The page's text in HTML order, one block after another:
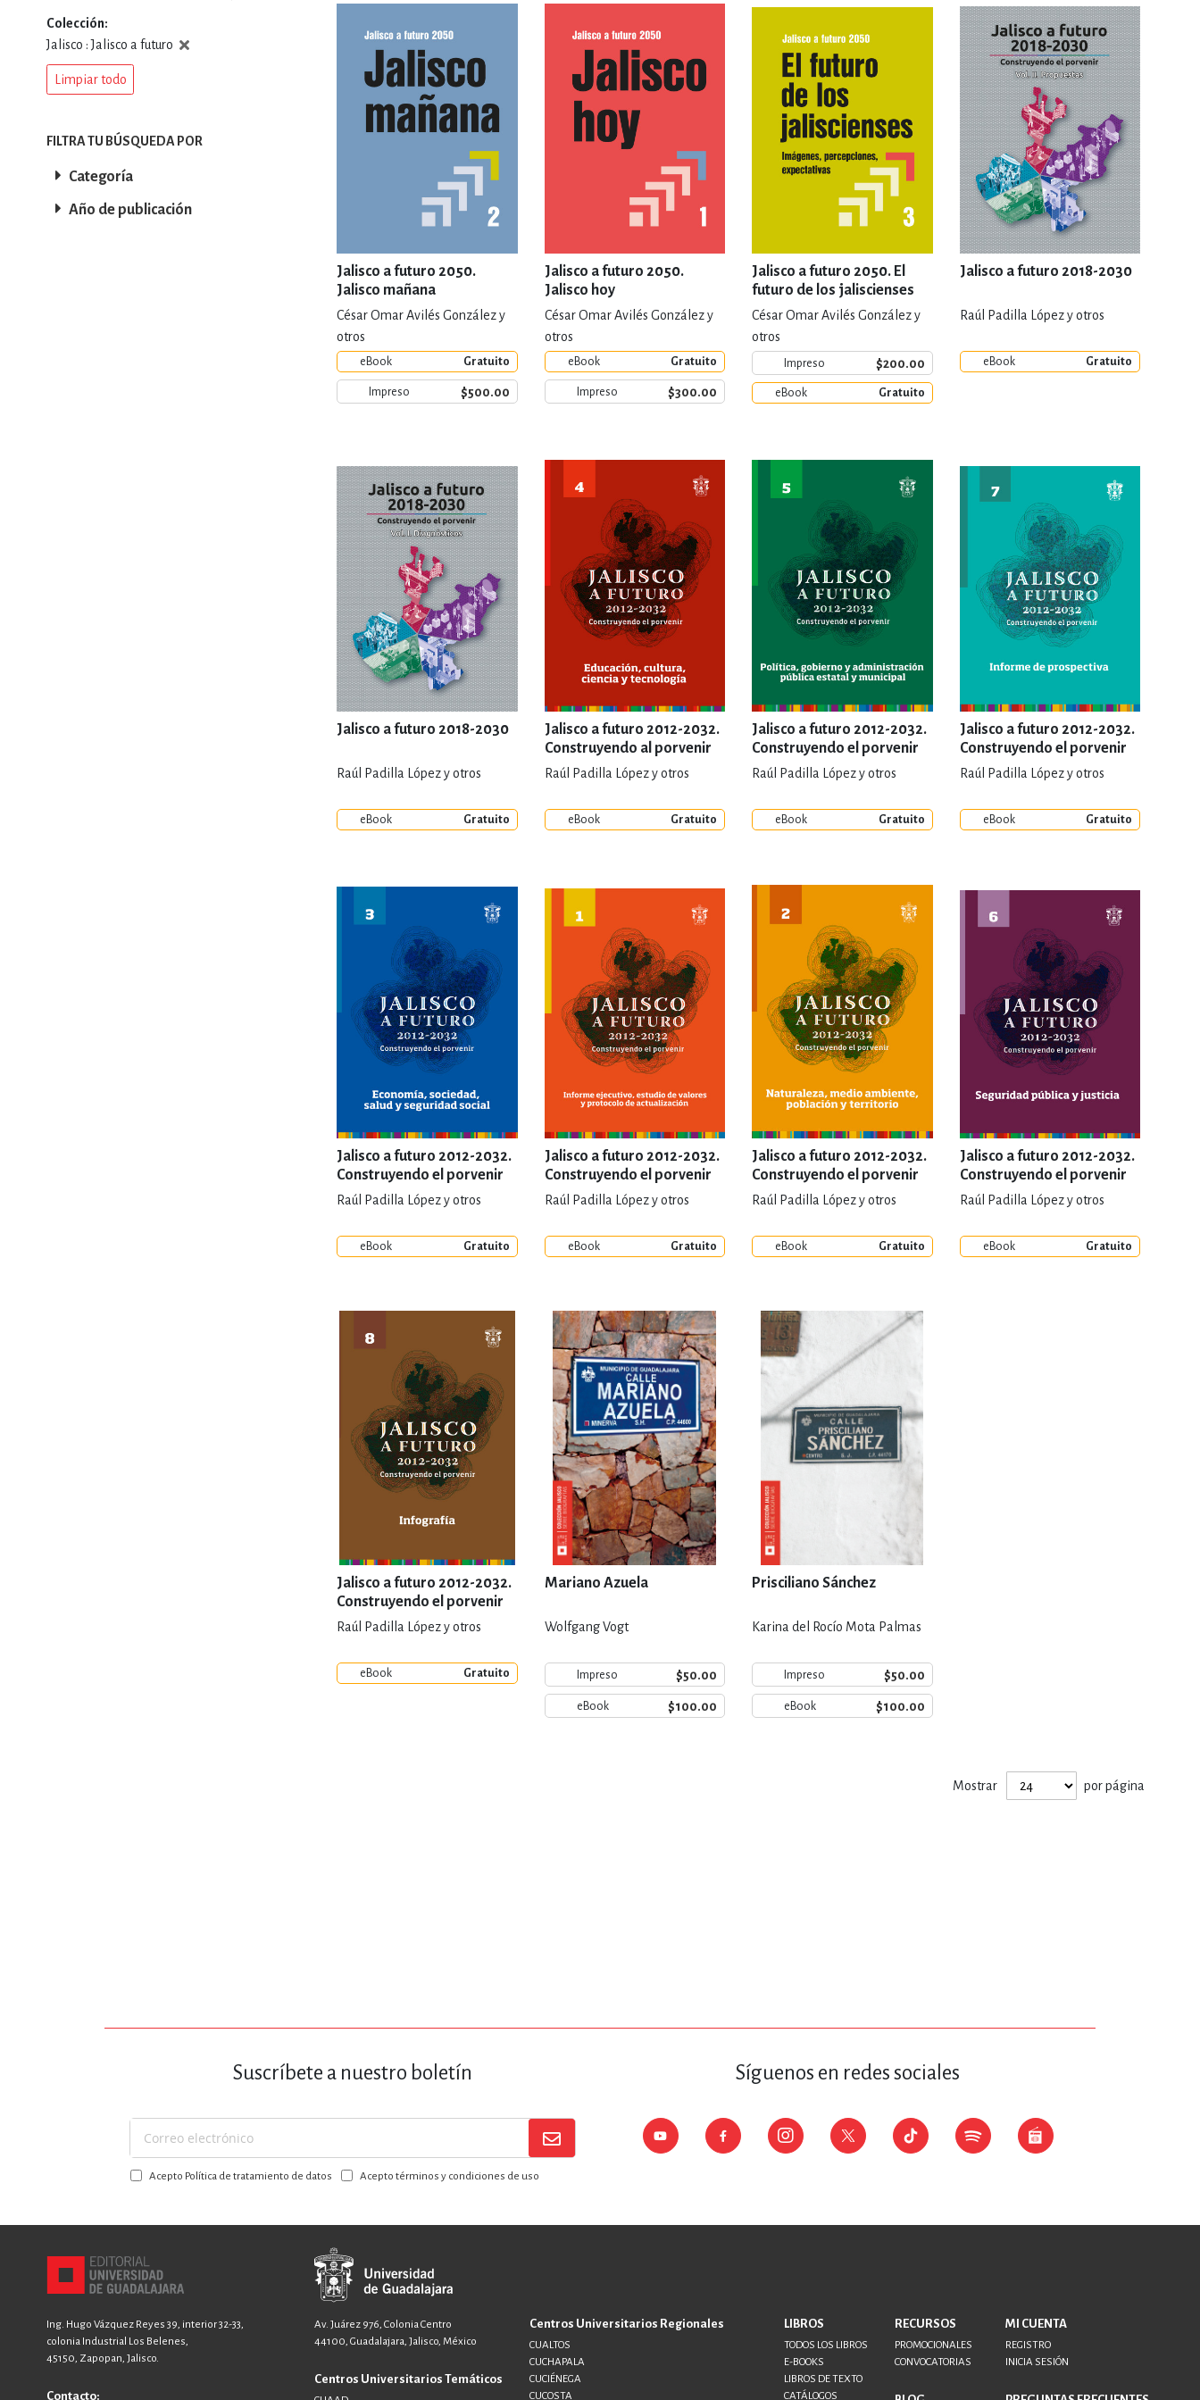
DEPORTES Y ACTIVIDADES DE OCIO AL AIRE LIBRE DERECHO
ECONOMÍA, FINANZAS, EMPRESA Y GESTIÓN
ESTILOS DE VIDA, AFICIONES Y OCIO FICCIÓN Y TEMAS AFINES
FILOSOFÍA Y RELIGIÓN HISTORIA Y ARQUEOLOGÍA
INFANTILES, JUVENILES Y DIDÁCTICOS LENGUAJE Y LINGÜÍSTICA
NOVELA GRÁFICA, LIBROS DE CÓMICS, DIBUJOS ANIMADOS
SALUD, RELACIONES Y DESARROLLO PERSONAL
SOCIEDAD Y CIENCIAS SOCIALES
TECNOLOGÍA, INGENIERÍA, AGRICULTURA
Jalisco a futuro 2050.
Jalisco mañana
César Omar Avilés González y
otros
eBook Gratuito
Impreso $500.00
Jalisco a futuro 2050.
Jalisco hoy
César Omar Avilés González y
otros
eBook Gratuito
Impreso $300.00
Jalisco a futuro 2050. El
futuro de los jaliscienses
César Omar Avilés González y
otros
Impreso $200.00
eBook Gratuito
Jalisco a futuro 2018-2030
Raúl Padilla López y otros
eBook Gratuito
Jalisco a futuro 2018-2030
Raúl Padilla López y otros
eBook Gratuito
Jalisco a futuro 2012-2032.
Construyendo al porvenir
Raúl Padilla López y otros
eBook Gratuito
Jalisco a futuro 2012-2032.
Construyendo el porvenir
Raúl Padilla López y otros
eBook Gratuito
Jalisco a futuro 2012-2032.
Construyendo el porvenir
Raúl Padilla López y otros
eBook Gratuito
Jalisco a futuro 2012-2032.
Construyendo el porvenir
Raúl Padilla López y otros
eBook Gratuito
Jalisco a futuro 2012-2032.
Construyendo el porvenir
Raúl Padilla López y otros
eBook Gratuito
Jalisco a futuro 2012-2032.
Construyendo el porvenir
Raúl Padilla López y otros
eBook Gratuito
Jalisco a futuro 2012-2032.
Construyendo el porvenir
Raúl Padilla López y otros
eBook Gratuito
Jalisco a futuro 2012-2032.
Construyendo el porvenir
Raúl Padilla López y otros
eBook Gratuito
Mariano Azuela
Wolfgang Vogt
Impreso $50.00
eBook $100.00
Prisciliano Sánchez
Karina del Rocío Mota Palmas
Impreso $50.00
eBook $100.00
Mostrar por página
Colección
Jalisco : Jalisco a futuro
Limpiar todo
FILTRA TU BÚSQUEDA POR
Categoría
Año de publicación
Suscríbete a nuestro boletín
Suscríbase
a
nuestroAcepto Política de tratamiento de datos Acepto términos y condiciones de uso
Síguenos en redes sociales
Ing. Hugo Vázquez Reyes 39, interior 32-33,
colonia Industrial Los Belenes,
45150, Zapopan, Jalisco.
Contacto:
Av. Juárez 976, Colonia Centro
44100, Guadalajara, Jalisco, México
Centros Universitarios Temáticos
Centros Universitarios Regionales
CUALTOS
CUCHAPALA
CUCIÉNEGA
CUCOSTA
LIBROS
TODOS LOS LIBROS
E-BOOKS
LIBROS DE TEXTO
CATÁLOGOS
RECURSOS
PROMOCIONALES
CONVOCATORIAS
MI CUENTA
REGISTRO
INICIA SESIÓN